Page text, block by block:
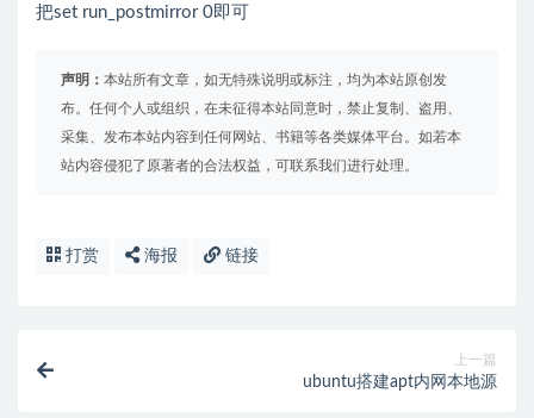
把set run_postmirror 0即可
声明： 本站所有文章，如无特殊说明或标注，均为本站原创发
布。任何个人或组织，在未征得本站同意时，禁止复制、盗用、
采集、发布本站内容到任何网站、书籍等各类媒体平台。如若本
站内容侵犯了原著者的合法权益，可联系我们进行处理。
打赏 海报 链接
上一篇
ubuntu搭建apt内网本地源